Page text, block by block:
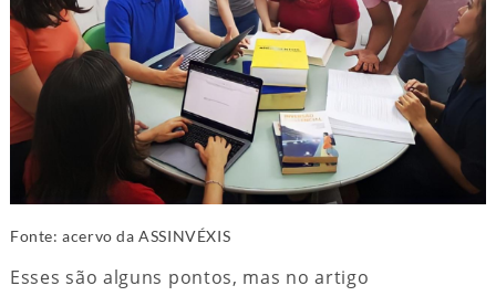
Fonte: acervo da ASSINVÉXIS
Esses são alguns pontos, mas no artigo